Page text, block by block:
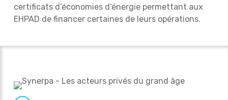
certificats d’économies d’énergie permettant aux
EHPAD de financer certaines de leurs opérations.